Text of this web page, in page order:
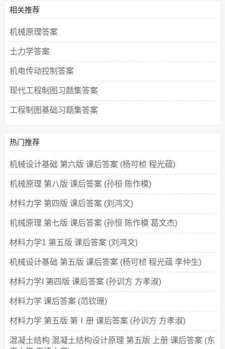
相关推荐
机械原理答案
土力学答案
机电传动控制答案
现代工程制图习题集答案
工程制图基础习题集答案
热门推荐
机械设计基础 第六版 课后答案 (杨可桢 程光蕴)
机械原理 第八版 课后答案 (孙桓 陈作模)
材料力学 第四版 课后答案 (刘鸿文)
机械原理 第七版 课后答案 (孙恒 陈作模 葛文杰)
材料力学1 第五版 课后答案 (刘鸿文)
机械设计基础 第五版 课后答案 (杨可桢 程光蕴 李仲生)
材料力学I 第四版 课后答案 (孙训方 方孝淑)
材料力学 课后答案 (范钦珊)
材料力学 第五版 第Ⅰ册 课后答案 (孙训方 方孝淑)
混凝土结构 混凝土结构设计原理 第五版 上册 课后答案 (东